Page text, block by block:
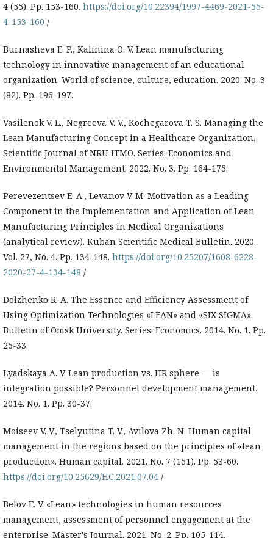
4 (55). Pp. 153-160. https://doi.org/10.22394/1997-4469-2021-55-
4-153-160 /
Burnasheva E. P., Kalinina O. V. Lean manufacturing
technology in innovative management of an educational
organization. World of science, culture, education. 2020. No. 3
(82). Pp. 196-197.
Vasilenok V. L., Negreeva V. V., Kochegarova T. S. Managing the
Lean Manufacturing Concept in a Healthcare Organization.
Scientific Journal of NRU ITMO. Series: Economics and
Environmental Management. 2022. No. 3. Pp. 164-175.
Perevezentsev E. A., Levanov V. M. Motivation as a Leading
Component in the Implementation and Application of Lean
Manufacturing Principles in Medical Organizations
(analytical review). Kuban Scientific Medical Bulletin. 2020.
Vol. 27, No. 4. Pp. 134-148. https://doi.org/10.25207/1608-6228-
2020-27-4-134-148 /
Dolzhenko R. A. The Essence and Efficiency Assessment of
Using Optimization Technologies «LEAN» and «SIX SIGMA».
Bulletin of Omsk University. Series: Economics. 2014. No. 1. Pp.
25-33.
Lyadskaya A. V. Lean production vs. HR sphere — is
integration possible? Personnel development management.
2014. No. 1. Pp. 30-37.
Moiseev V. V., Tselyutina T. V., Avilova Zh. N. Human capital
management in the regions based on the principles of «lean
production». Human capital. 2021. No. 7 (151). Pp. 53-60.
https://doi.org/10.25629/HC.2021.07.04 /
Belov E. V. «Lean» technologies in human resources
management, assessment of personnel engagement at the
enterprise. Master's Journal. 2021. No. 2. Pp. 105-114.